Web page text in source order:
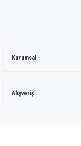
Kurumsal
Alışveriş